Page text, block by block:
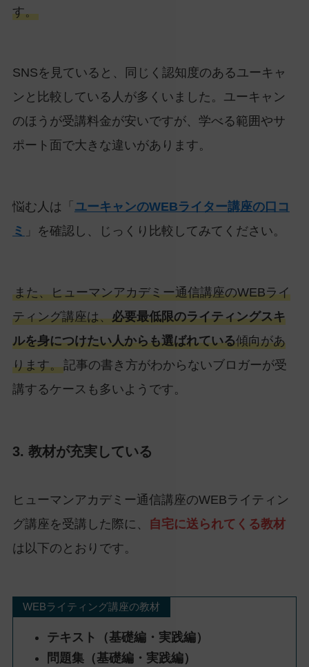
す。
SNSを見ていると、同じく認知度のあるユーキャ
ンと比較している人が多くいました。ユーキャン
のほうが受講料金が安いですが、学べる範囲やサ
ポート面で大きな違いがあります。
悩む人は「 ユーキャンのWEBライター講座の口コ
ミ
」を確認し、じっくり比較してみてください。
また、ヒューマンアカデミー通信講座のWEBライ
ティング講座は、必要最低限のライティングスキ
ルを身につけたい人からも選ばれている傾向があ
ります。記事の書き方がわからないブロガーが受
講するケースも多いようです。
3. 教材が充実している
ヒューマンアカデミー通信講座のWEBライティン
グ講座を受講した際に、
自宅に送られてくる教材
は以下のとおりです。
WEBライティング講座の教材
テキスト（基礎編・実践編）
問題集（基礎編・実践編）